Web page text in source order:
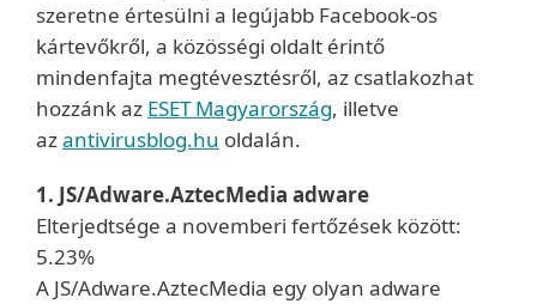
szeretne értesülni a legújabb Facebook-os
kártevőkről, a közösségi oldalt érintő
mindenfajta megtévesztésről, az csatlakozhat
hozzánk az ESET Magyarország, illetve
azantivirusblog.hu oldalán.
1. JS/Adware.AztecMedia adware
Elterjedtsége a novemberi fertőzések között:
5.23%
A JS/Adware.AztecMedia egy olyan adware